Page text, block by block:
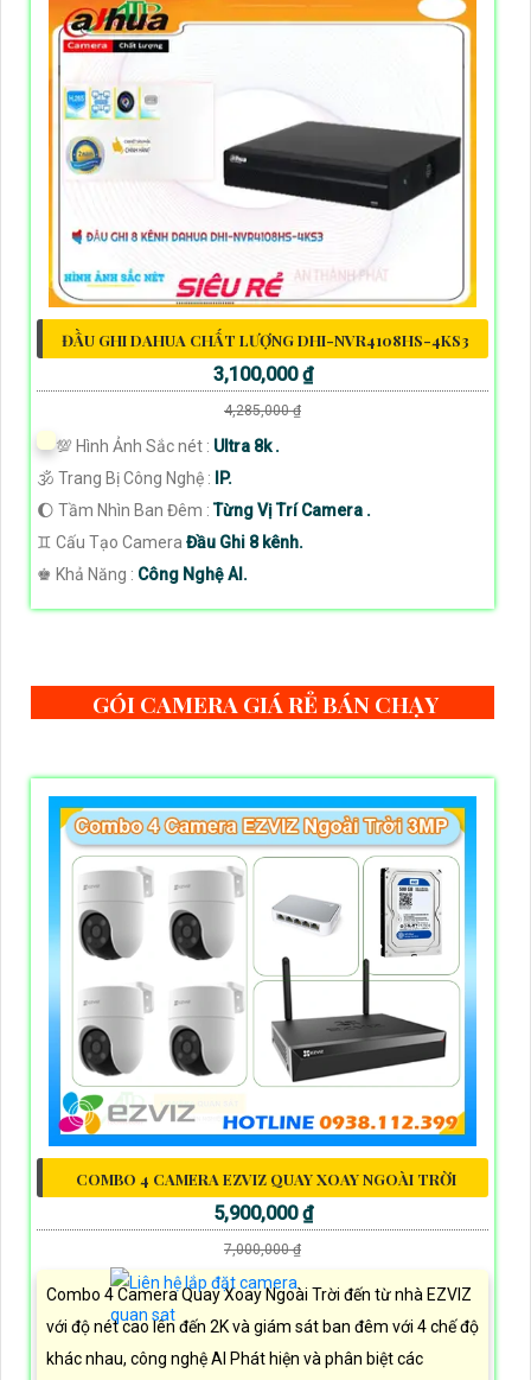
ĐẦU GHI DAHUA CHẤT LƯỢNG DHI-NVR4108HS-4KS3
3,100,000 ₫
4,285,000 ₫
💯 Hình Ảnh Sắc nét : Ultra 8k .
🕉️ Trang Bị Công Nghệ :
IP.
🌔 Tầm Nhìn Ban Đêm :Từng Vị Trí Camera .
♊ Cấu Tạo Camera Đầu Ghi 8 kênh.
️♚ Khả Năng : Công Nghệ AI.
GÓI CAMERA GIÁ RẺ BÁN CHẠY
COMBO 4 CAMERA EZVIZ QUAY XOAY NGOÀI TRỜI
5,900,000 ₫
7,000,000 ₫
Combo 4 Camera Quay Xoay Ngoài Trời đến từ nhà EZVIZ
với độ nét cao lên đến 2K và giám sát ban đêm với 4 chế độ
khác nhau, công nghệ AI Phát hiện và phân biệt các